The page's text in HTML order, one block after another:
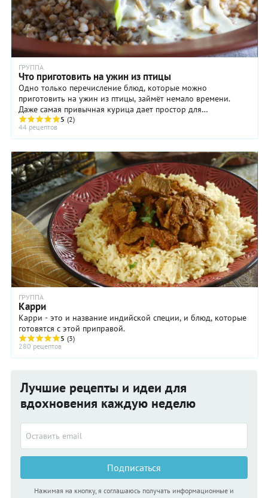
ГРУППА
Что приготовить на ужин из птицы
Одно только перечисление блюд, которые можно
приготовить на ужин из птицы, займёт немало времени.
Даже самая привычная курица дает простор для
кулинарного творчества. Выбор блюда зависит от того, ...
5 (2)
44 рецептов
ГРУППА
Карри
Карри - это и название индийской специи, и блюд, которые
готовятся с этой приправой.
5 (3)
280 рецептов
Лучшие рецепты и идеи для
вдохновения каждую неделю
Подписаться
Нажимая на кнопку, я соглашаюсь получать информационные и